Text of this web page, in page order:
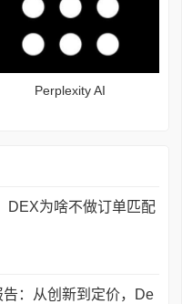
Perplexity AI
DEX为啥不做订单匹配
：从创新到定价，De